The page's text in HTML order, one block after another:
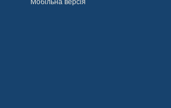
Мобільна версія